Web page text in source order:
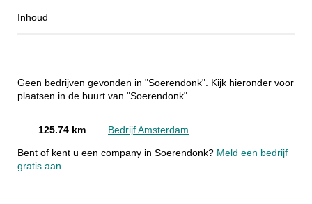
Inhoud
Geen bedrijven gevonden in "Soerendonk". Kijk hieronder voor
plaatsen in de buurt van "Soerendonk".
125.74 km Bedrijf Amsterdam
Bent of kent u een company in Soerendonk? Meld een bedrijf
gratis aan